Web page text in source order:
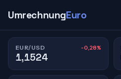
UmrechnungEuro
EUR/USD -0,28%
1,1524